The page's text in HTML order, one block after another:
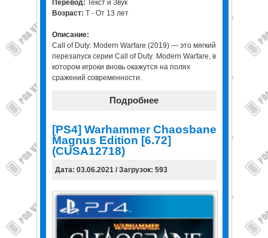
Перевод: Текст и Звук
Возраст: T - От 13 лет
Описание:
Call of Duty: Modern Warfare (2019) — это мягкий
перезапуск серии Call of Duty: Modern Warfare, в
котором игроки вновь окажутся на полях
сражений современности.
Подробнее
[PS4] Warhammer Chaosbane
Magnus Edition [6.72]
(CUSA12718)
Дата: 03.06.2021 / Загрузок: 593